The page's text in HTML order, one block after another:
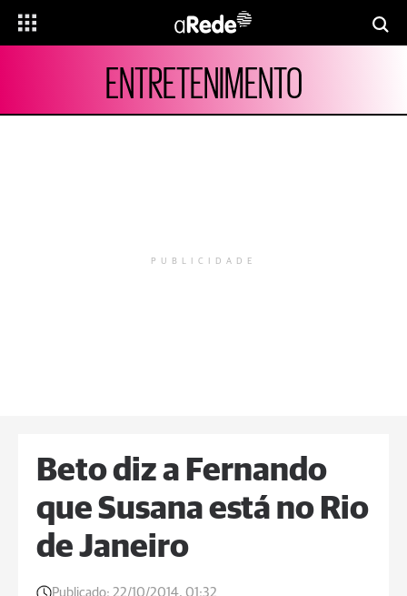
ENTRETENIMENTO
PUBLICIDADE
Beto diz a Fernando
que Susana está no Rio
de Janeiro
Publicado: 22/10/2014, 01:32